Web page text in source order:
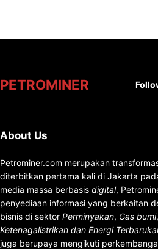
PETROMINER
About Us
Petrominer.com merupakan
diterbitkan pertama kali di Jakarta
media massa berbasis digital,
penyediaan informasi yang berkaitan
bisnis di sektor Perminyakan, Gas bumi,
Ketenagalistrikan dan Energi
juga berupaya mengikuti